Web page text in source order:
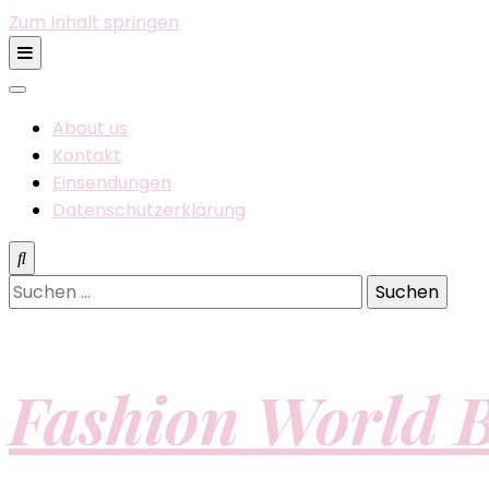
Zum Inhalt springen
About us
Kontakt
Einsendungen
Datenschutzerklärung
Suchen
nach:
Fashion World